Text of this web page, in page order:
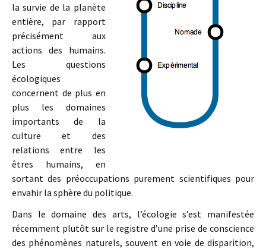
la survie de la planète
entière, par rapport
précisément aux
actions des humains.
Les questions
écologiques
concernent de plus en
plus les domaines
importants de la
culture et des
relations entre les
êtres humains, en
sortant des préoccupations purement scientifiques pour
envahir la sphère du politique.
Dans le domaine des arts, l’écologie s’est manifestée
récemment plutôt sur le registre d’une prise de conscience
des phénomènes naturels, souvent en voie de disparition,